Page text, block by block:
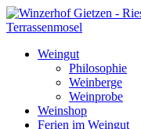
Weingut
Philosophie
Weinberge
Weinprobe
Weinshop
Ferien im Weingut